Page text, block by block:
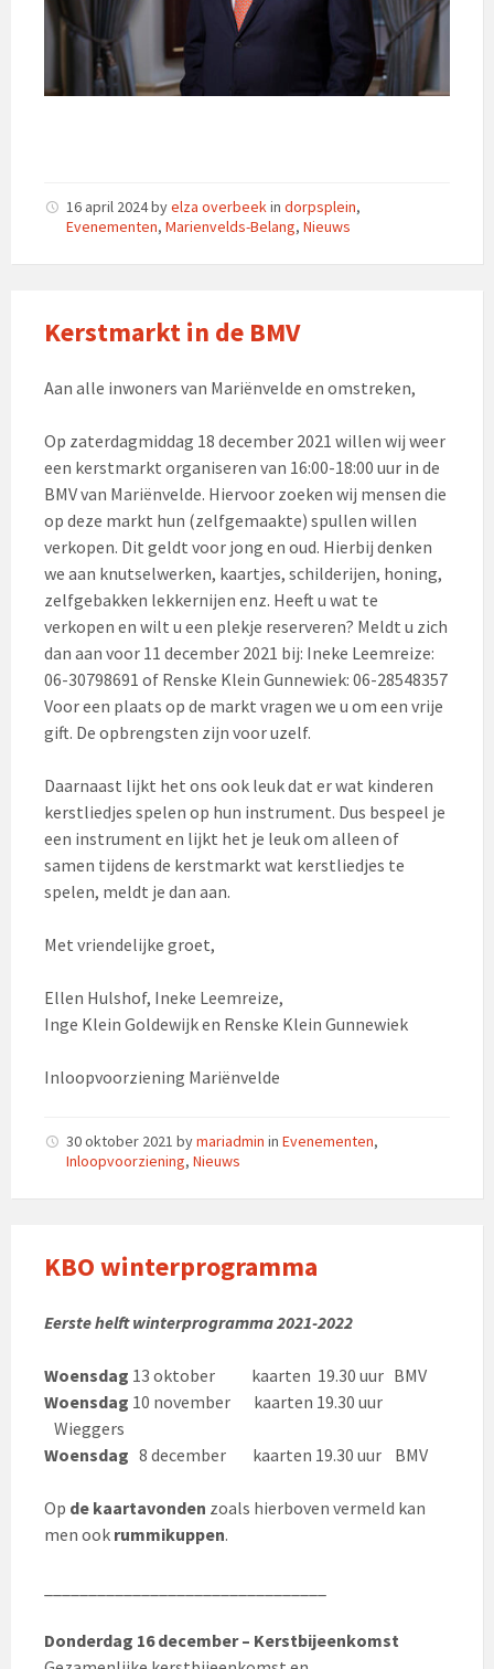
16 april 2024byelza overbeek in dorpsplein,
Evenementen, Marienvelds-Belang, Nieuws
Kerstmarkt in de BMV
Aan alle inwoners van Mariënvelde en omstreken,
Op zaterdagmiddag 18 december 2021 willen wij weer
een kerstmarkt organiseren van 16:00-18:00 uur in de
BMV van Mariënvelde. Hiervoor zoeken wij mensen die
op deze markt hun (zelfgemaakte) spullen willen
verkopen. Dit geldt voor jong en oud. Hierbij denken
we aan knutselwerken, kaartjes, schilderijen, honing,
zelfgebakken lekkernijen enz. Heeft u wat te
verkopen en wilt u een plekje reserveren? Meldt u zich
dan aan voor 11 december 2021 bij: Ineke Leemreize:
06-30798691 of Renske Klein Gunnewiek: 06-28548357
Voor een plaats op de markt vragen we u om een vrije
gift. De opbrengsten zijn voor uzelf.
Daarnaast lijkt het ons ook leuk dat er wat kinderen
kerstliedjes spelen op hun instrument. Dus bespeel je
een instrument en lijkt het je leuk om alleen of
samen tijdens de kerstmarkt wat kerstliedjes te
spelen, meldt je dan aan.
Met vriendelijke groet,
Ellen Hulshof, Ineke Leemreize,
Inge Klein Goldewijk en Renske Klein Gunnewiek
Inloopvoorziening Mariënvelde
30 oktober 2021 bymariadmin in Evenementen,
Inloopvoorziening, Nieuws
KBO winterprogramma
Eerste helft winterprogramma 2021-2022
Woensdag 13 oktober kaarten 19.30 uur BMV
Woensdag 10 november kaarten 19.30 uur
Wieggers
Woensdag 8 december kaarten 19.30 uur BMV
Op de kaartavonden zoals hierboven vermeld kan
men ook rummikuppen.
Donderdag 16 december – Kerstbijeenkomst